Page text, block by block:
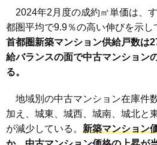
2024年2月度の成約㎡単価は、
都圏平均で9.9％の高い伸びを示し
首都圏新築マンション供給戸数は
給バランスの面で中古マンション
る。
地域別の中古マンション在庫件
加え、城東、城西、城南、城北と
が減少している。 新築マンション